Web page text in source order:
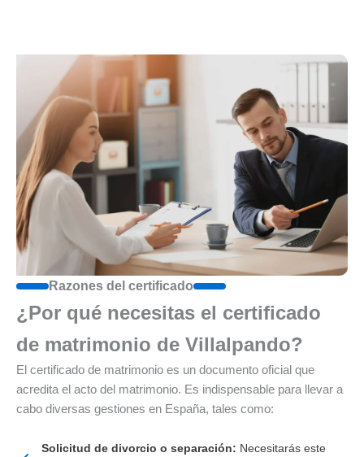
Razones del certificado
¿Por qué necesitas el certificado
de matrimonio de Villalpando?
El certificado de matrimonio es un documento oficial que
acredita el acto del matrimonio. Es indispensable para llevar a
cabo diversas gestiones en España, tales como:
Solicitud de divorcio o separación: Necesitarás este